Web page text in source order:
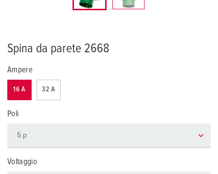
Spina da parete 2668
Ampere
16 A 32 A
Poli
Voltaggio